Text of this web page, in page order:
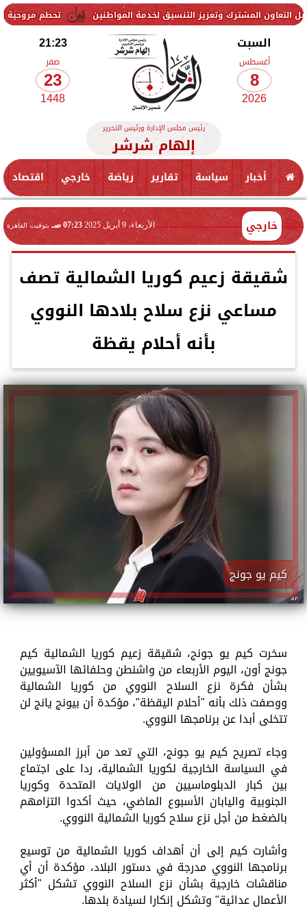
تحطم مروحية أثناء مكافحة وتعزيز التنسيق لخدمة المواطنين
السبت
أغسطس
8
2026
21:23
صفر
23
1448
رئيس مجلس الإدارة ورئيس التحرير
إلهام شرشر
أخبار سياسة تقارير رياضة خارجي اقتصاد
خارجي الأربعاء، 9 أبريل 2025 07:23 صـ بتوقيت القاهرة
شقيقة زعيم كوريا الشمالية تصف
مساعي نزع سلاح بلادها النووي
بأنه أحلام يقظة
كيم يو جونج
سخرت كيم يو جونج، شقيقة زعيم كوريا الشمالية كيم
جونج أون، اليوم الأربعاء من واشنطن وحلفائها الآسيويين
بشأن فكرة نزع السلاح النووي من كوريا الشمالية
ووصفت ذلك بأنه "أحلام اليقظة"، مؤكدة أن بيونج يانج لن
تتخلى أبدا عن برنامجها النووي.
وجاء تصريح كيم يو جونج، التي تعد من أبرز المسؤولين
في السياسة الخارجية لكوريا الشمالية، ردا على اجتماع
بين كبار الدبلوماسيين من الولايات المتحدة وكوريا
الجنوبية واليابان الأسبوع الماضي، حيث أكدوا التزامهم
بالضغط من أجل نزع سلاح كوريا الشمالية النووي.
وأشارت كيم إلى أن أهداف كوريا الشمالية من توسيع
برنامجها النووي مدرجة في دستور البلاد، مؤكدة أن أي
مناقشات خارجية بشأن نزع السلاح النووي تشكل "أكثر
الأعمال عدائية" وتشكل إنكارا لسيادة بلدها.